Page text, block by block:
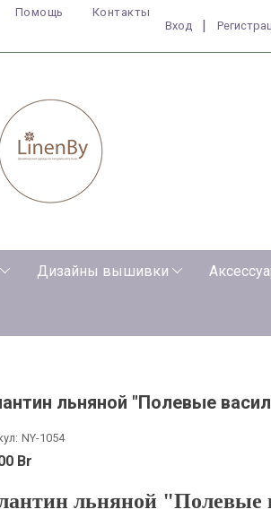
Помощь Контакты
Вход
Дизайны вышивки
льняной "Полевые
NY-1054
Br
льняной